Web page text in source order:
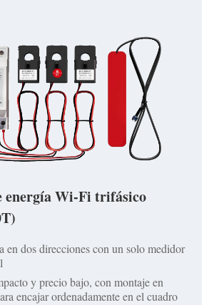
energía Wi-Fi trifásico
en dos direcciones con un solo medidor
y precio bajo, con montaje en
encajar ordenadamente en el cuadro